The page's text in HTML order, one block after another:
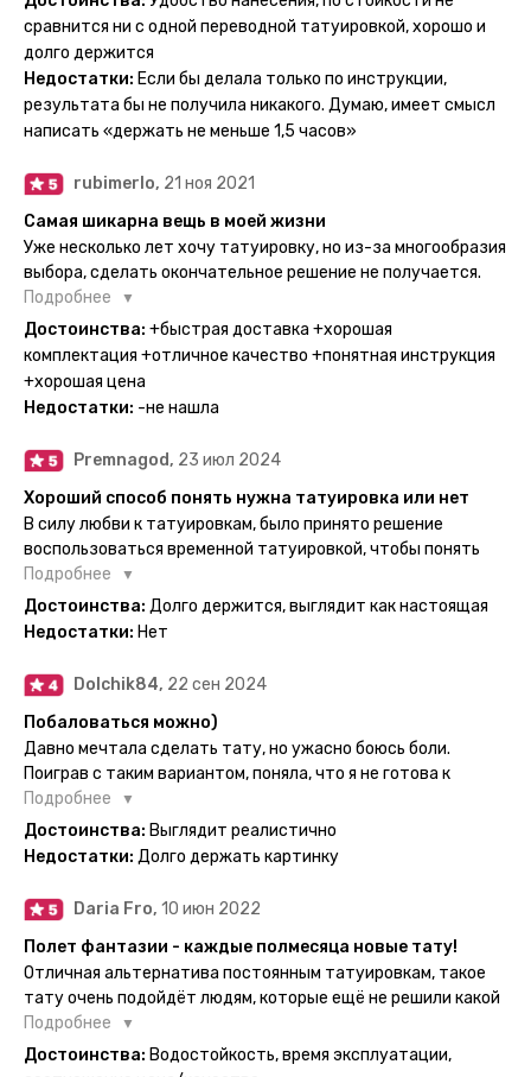
тематике и размерам, быстрая доставка. Заказывала сразу
очередного рисунка у меня на руке друзья до сих пор
каждый раз уточняют, временная ли тату или я всё-таки
решила себе что-то набить :) Т. к. если следовать
инструкции, то её действительно не отличить от
настоящей. Главное, не стараться перевести большую
тату на какой-то маленький участок кожи (например,
запястье) - вследствие чего могут плохо отпечататься
какие-то части рисунка. Но это, скажем так, риски, которые
вы берёте на себя сами ;)
сравнится ни с одной переводной татуировкой, хорошо и
долго держится
Недостатки: Если бы делала только по инструкции,
результата бы не получила никакого. Думаю, имеет смысл
написать «держать не меньше 1,5 часов»
rubimerlo, 21 ноя 2021
Самая шикарна вещь в моей жизни
Уже несколько лет хочу татуировку, но из-за многообразия
выбора, сделать окончательное решение не получается.
Поэтому everink стали для меня настоящей находкой. Как
только тату пришли, я сразу понеслась их забирать. Хочу
отметить, что у everink очень большой выбор мест для
доставки, что значительно упрощает процесс получения
тату. Посылка была упакованна в бумажный плотный
конверт, внутри оказалась ещё одна упаковка с
дизайнерским принтом. Комплектация набора: сами тату,
упакованные в специальные пакетики, салфетки,
инструкция по нанесению. Всё выглядит очень мило. Я уже
нанесла одну из них и сейчас жду результата. Всё очень
понятно объяснено, отдельным плюсом для меня стала
картинка с обозначениями тех мечт, где тату будет
держаться дольше всего. В общем всём советую и
рекомендую, буду заказывать ещё))
Подробнее
Достоинства: +быстрая доставка +хорошая
комплектация +отличное качество +понятная инструкция
+хорошая цена
Недостатки: -не нашла
Premnagod, 23 июл 2024
Хороший способ понять нужна татуировка или нет
В силу любви к татуировкам, было принято решение
воспользоваться временной татуировкой, чтобы понять
хочется набивать настоящую или нет, как оказалось
смысла набивать нет, ведь можно постоянно делать
временные татуировки и в случае если одна не понравится
больше ничего и не нужно.
Подробнее
Достоинства: Долго держится, выглядит как настоящая
Недостатки: Нет
Dolchik84, 22 сен 2024
Побаловаться можно)
Давно мечтала сделать тату, но ужасно боюсь боли.
Поиграв с таким вариантом, поняла, что я не готова к
постоянной тату. Поэтому благодарю, что есть такая
возможность. Муж смог сделать тату в нескольких местах
одной картинкой).
Подробнее
Достоинства: Выглядит реалистично
Недостатки: Долго держать картинку
Daria Fro, 10 июн 2022
Полет фантазии - каждые полмесяца новые тату!
Отличная альтернатива постоянным татуировкам, такое
тату очень подойдёт людям, которые ещё не решили какой
эскиз им подойдёт на всю жизнь - продукт еверинк
держится на теле до 2 недель - после нанесения не нужно
бояться мочить такие тату, вода их так просто не смоет. К
Подробнее
Достоинства: Водостойкость, время эксплуатации,